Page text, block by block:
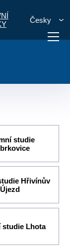
Česky
studie
Hřivínův
Újezd
studie Lhota